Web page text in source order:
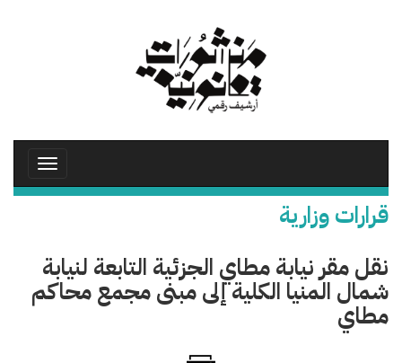
Toggle
قرارات وزارية
نقل مقر نيابة مطاي الجزئية التابعة لنيابة
شمال المنيا الكلية إلى مبنى مجمع محاكم
مطاي